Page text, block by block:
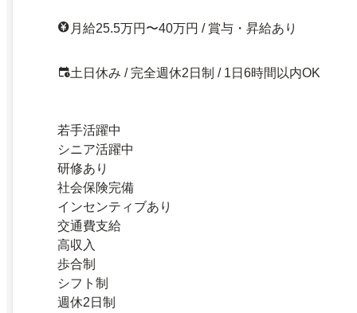
月給25.5万円〜40万円 / 賞与・昇給あり
土日休み / 完全週休2日制 / 1日6時間以内OK
若手活躍中
シニア活躍中
研修あり
社会保険完備
インセンティブあり
交通費支給
高収入
歩合制
シフト制
週休2日制